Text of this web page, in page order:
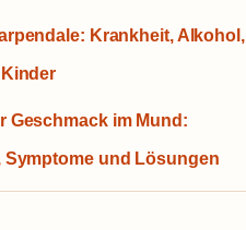
Krankheit, Alkohol,
Geschmack im Mund:
Symptome und Lösungen